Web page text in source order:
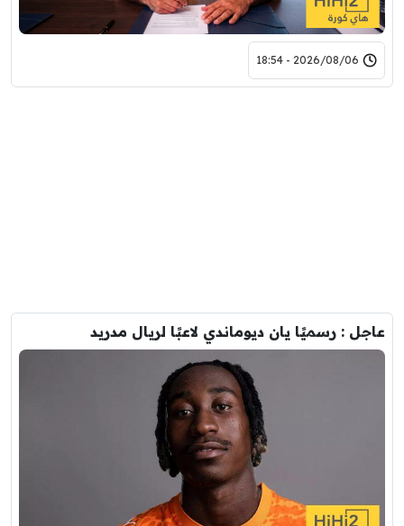
2026/08/06 - 18:54
عاجل : رسميًا يان ديوماندي لاعبًا لريال مدريد